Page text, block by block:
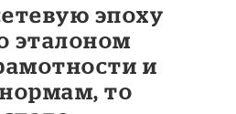
эпоху
эталоном
и
то